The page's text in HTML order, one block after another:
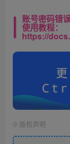
账号密码错
使用教程：
https://
© 版权声明